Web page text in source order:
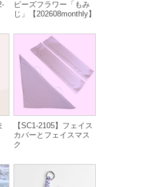
ビーズフラワー「もみ
じ」【202608monthly】
【SC1-2105】フェイス
カバーとフェイスマス
ク